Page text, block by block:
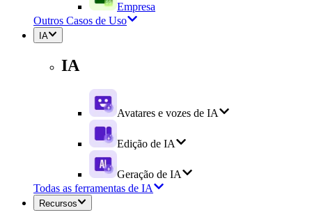
Empresa
Outros Casos de Uso
IA
IA
Avatares e vozes de IA
Edição de IA
Geração de IA
Todas as ferramentas de IA
Recursos